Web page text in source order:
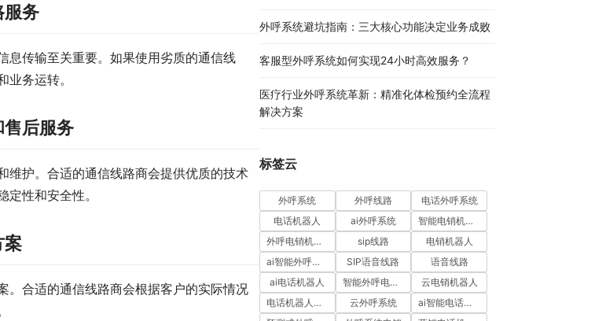
服务
息传输至关重要。如果使用劣质的通信线
务运转。
后服务
维护。合适的通信线路商会提供优质的技术
性和安全性。
案
。合适的通信线路商会根据客户的实际情况
外呼系统避坑指南：三大核心功能决定业务成败​
客服型外呼系统如何实现24小时高效服务？
医疗行业外呼系统革新：精准化体检预约全流程
解决方案​
标签云
外呼系统 外呼线路
电话外呼系统
电话机器人
ai外呼系统
智能电销机器人
外呼电销机器人
sip线路
电销机器人
ai智能外呼系统
SIP语音线路
语音线路
ai电话机器人
智能外呼电销机器人
云电销机器人
电话机器人外呼
云外呼系统
ai智能电话机器人